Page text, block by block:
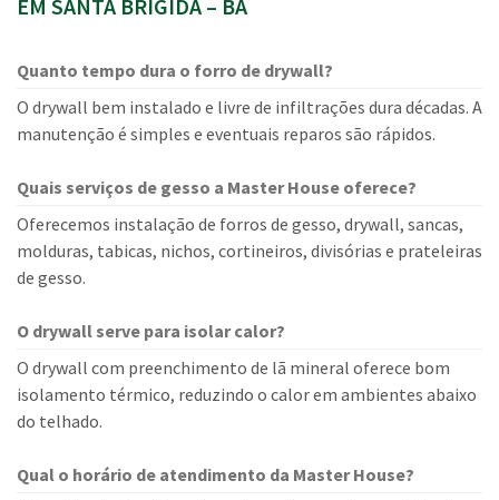
EM SANTA BRÍGIDA – BA
Quanto tempo dura o forro de drywall?
O drywall bem instalado e livre de infiltrações dura décadas. A
manutenção é simples e eventuais reparos são rápidos.
Quais serviços de gesso a Master House oferece?
Oferecemos instalação de forros de gesso, drywall, sancas,
molduras, tabicas, nichos, cortineiros, divisórias e prateleiras
de gesso.
O drywall serve para isolar calor?
O drywall com preenchimento de lã mineral oferece bom
isolamento térmico, reduzindo o calor em ambientes abaixo
do telhado.
Qual o horário de atendimento da Master House?